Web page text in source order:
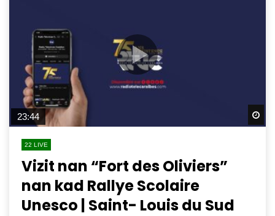
23:44
22 LIVE
Vizit nan “Fort des Oliviers”
nan kad Rallye Scolaire
Unesco | Saint- Louis du Sud